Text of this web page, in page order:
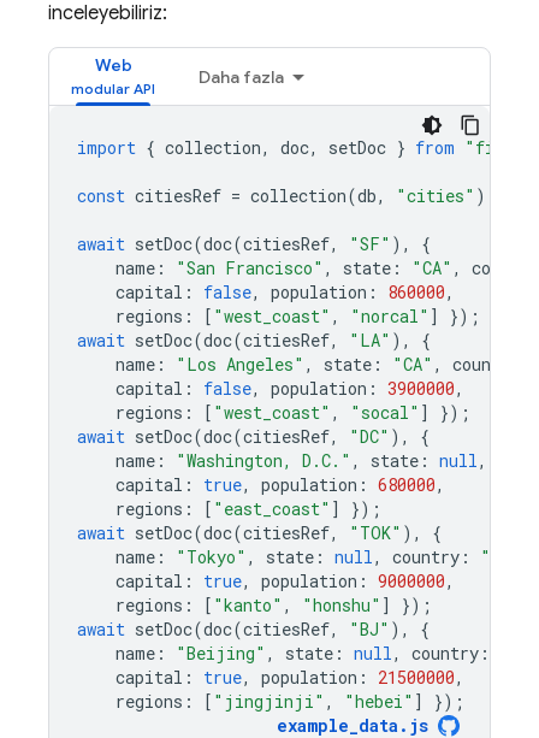
inceleyebiliriz:
Web
Daha fazla
import { collection, doc, setDoc } from
const citiesRef = collection(db, "cities" );
await setDoc(doc(citiesRef, "SF" ),
{
name : "San Francisco" , state : "CA" ,
country
capital : false, population : 860000,
regions : [ "west_coast" , "norcal" ]
});
await setDoc(doc(citiesRef, "LA" ),
{
name : "Los Angeles" , state : "CA" , country
capital : false, population : 3900000,
regions : [ "west_coast" , "socal" ]
});
await setDoc(doc(citiesRef, "DC" ),
{
name : "Washington, D.C." , state : null,
capital : true, population : 680000,
regions : [ "east_coast" ]
});
await setDoc(doc(citiesRef, "TOK" ),
{
name : "Tokyo" , state : null, country :
capital : true, population : 9000000,
regions : [ "kanto" , "honshu" ]
});
await setDoc(doc(citiesRef, "BJ" ),
{
name : "Beijing" , state : null, country :
capital : true, population : 21500000,
regions : [ "jingjinji" , "hebei" ]
});
example_data . js